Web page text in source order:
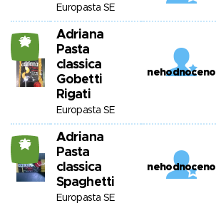
Europasta SE
26
Adriana
Pasta
classica
Gobetti
Rigati
Europasta SE
nehodnoceno
26
Adriana
Pasta
classica
Spaghetti
Europasta SE
nehodnoceno